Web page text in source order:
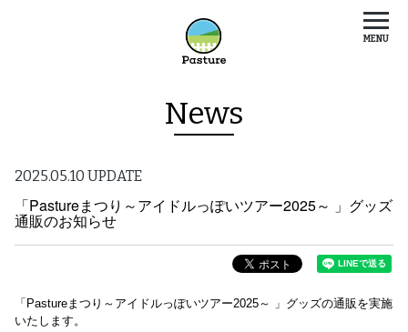
MENU
News
2025.05.10 UPDATE
「Pastureまつり～アイドルっぽいツアー2025～ 」グッズ
通販のお知らせ
「Pastureまつり～アイドルっぽいツアー2025～ 」グッズの通販を実施
いたします。